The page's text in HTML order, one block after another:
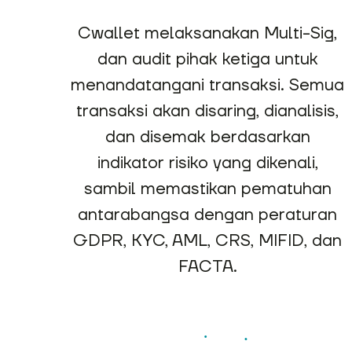
Cwallet melaksanakan Multi-Sig,
dan audit pihak ketiga untuk
menandatangani transaksi. Semua
transaksi akan disaring, dianalisis,
dan disemak berdasarkan
indikator risiko yang dikenali,
sambil memastikan pematuhan
antarabangsa dengan peraturan
GDPR, KYC, AML, CRS, MIFID, dan
FACTA.